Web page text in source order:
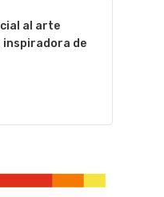
al arte
de